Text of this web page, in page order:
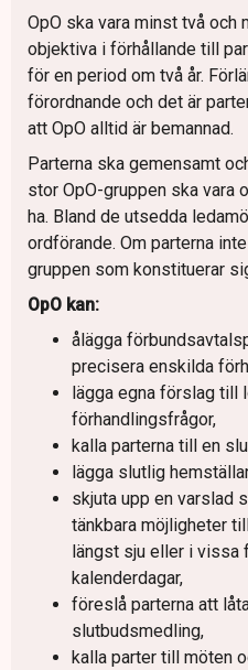
OpO ska vara minst två och
objektiva i förhållande till
för en period om två år.
förordnande och det är
att OpO alltid är bemannad.
Parterna ska gemensamt
stor OpO-gruppen ska vara
ha. Bland de utsedda
ordförande. Om parterna
gruppen som konstituerar
OpO kan:
ålägga
precisera enskilda
lägga egna förslag till
förhandlingsfrågor,
kalla parterna till en
lägga slutlig
skjuta upp en varslad
tänkbara möjligheter
längst sju eller i vissa
kalenderdagar,
föreslå parterna att
slutbudsmedling,
kalla parter till möten